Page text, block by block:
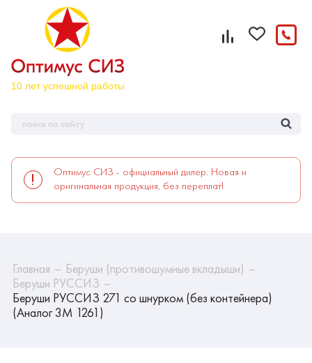
Оптимус СИЗ - официальный дилер. Новая и
оригинальная продукция, без переплат!
Главная
Беруши (противошумные вкладыши)
Беруши РУССИЗ
Беруши РУССИЗ 271 со шнурком (без контейнера)
(Аналог 3М 1261)